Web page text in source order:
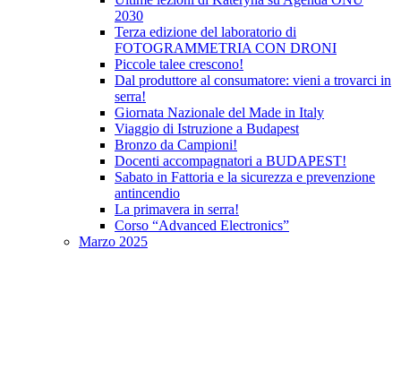
2030
Terza edizione del laboratorio di
FOTOGRAMMETRIA CON DRONI
Piccole talee crescono!
Dal produttore al consumatore: vieni a trovarci in
serra!
Giornata Nazionale del Made in Italy
Viaggio di Istruzione a Budapest
Bronzo da Campioni!
Docenti accompagnatori a BUDAPEST!
Sabato in Fattoria e la sicurezza e prevenzione
antincendio
La primavera in serra!
Corso “Advanced Electronics”
Marzo 2025